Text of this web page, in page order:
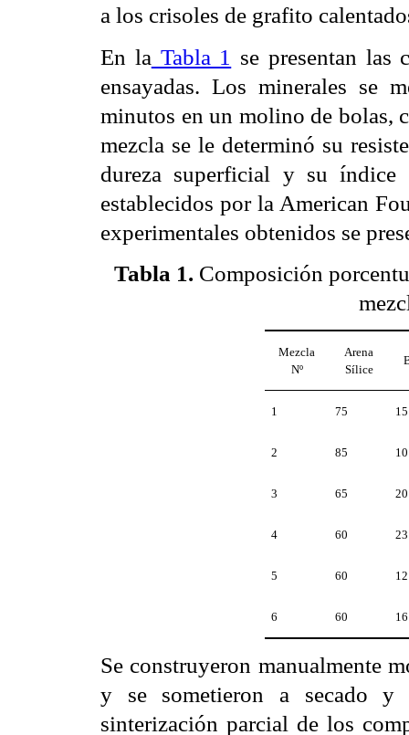
a los crisoles de grafito
En la Tabla 1 se presentan las
ensayadas. Los minerales se
minutos en un molino de bolas,
mezcla se le determinó su
dureza superficial y su índice
establecidos por la American
experimentales obtenidos se
Tabla 1. Composición
Mezcla
Nº
Arena
Sílice
1 75 15
2 85 10
3 65 20
4 60 23
5 60 12
6 60 16
Se construyeron manualmente
y se sometieron a secado
sinterización parcial de los